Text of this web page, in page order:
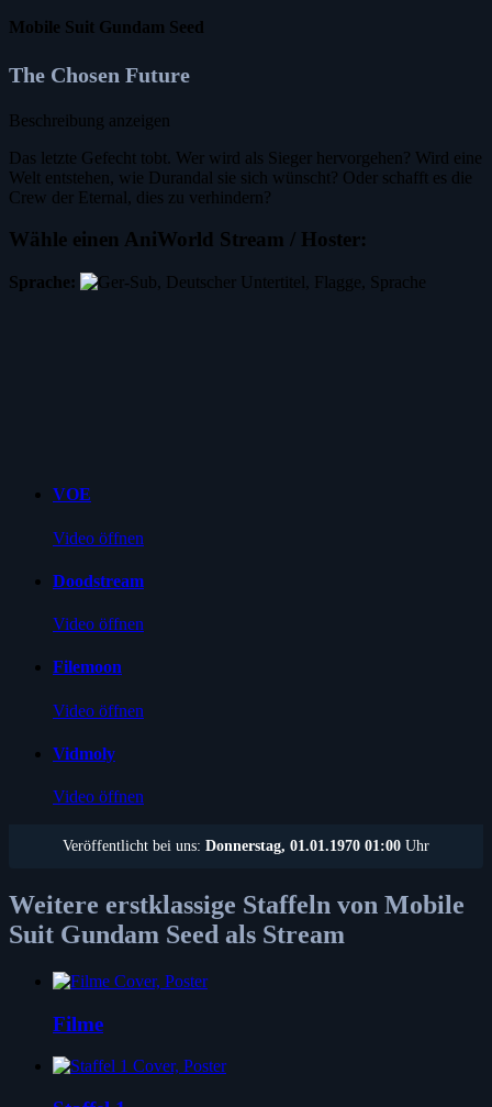
Mobile Suit Gundam Seed
The Chosen Future
Beschreibung anzeigen
Das letzte Gefecht tobt. Wer wird als Sieger hervorgehen? Wird eine
Welt entstehen, wie Durandal sie sich wünscht? Oder schafft es die
Crew der Eternal, dies zu verhindern?
Wähle einen AniWorld Stream / Hoster:
Sprache:
VOE
Video öffnen
Doodstream
Video öffnen
Filemoon
Video öffnen
Vidmoly
Video öffnen
Veröffentlicht bei uns: Donnerstag, 01.01.1970 01:00 Uhr
Weitere erstklassige Staffeln von Mobile
Suit Gundam Seed als Stream
Filme